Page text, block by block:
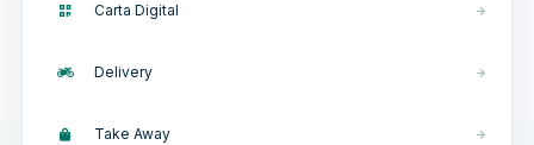
Carta Digital
Delivery
Take Away